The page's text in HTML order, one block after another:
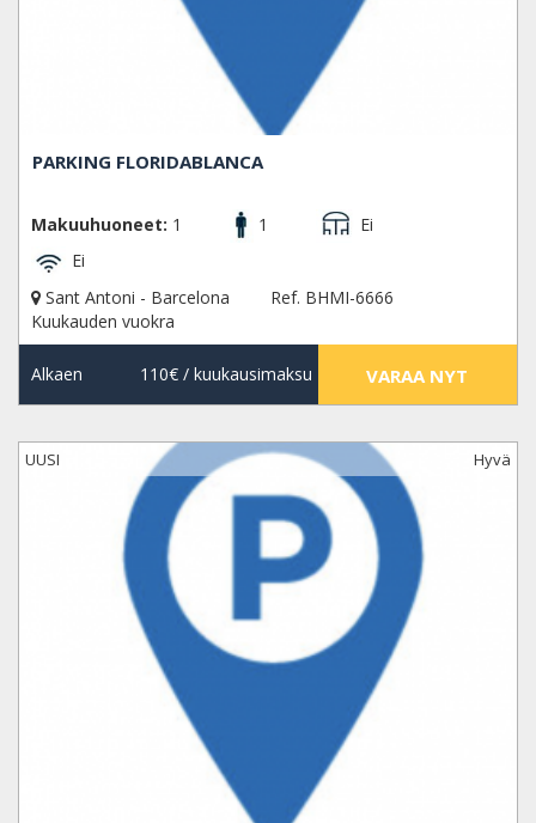
PARKING FLORIDABLANCA
Makuuhuoneet: 1 1
Ei
Ei
Sant Antoni - Barcelona
Ref. BHMI-6666
Kuukauden vuokra
Alkaen 110€/ kuukausimaksu VARAA NYT
UUSI Hyvä